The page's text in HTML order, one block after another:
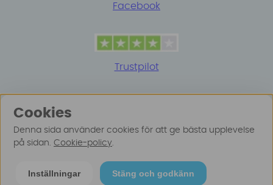
Facebook
Trustpilot
mer här
Cookies
Denna sida använder cookies för att ge bästa upplevelse
på sidan. Cookie-policy.
Inställningar Stäng och godkänn